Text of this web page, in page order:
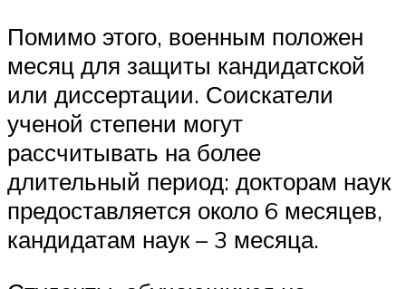
Помимо этого, военным положен
месяц для защиты кандидатской
или диссертации. Соискатели
ученой степени могут
рассчитывать на более
длительный период: докторам наук
предоставляется около 6 месяцев,
кандидатам наук – 3 месяца.